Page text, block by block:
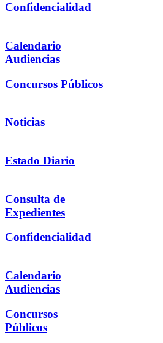
Confidencialidad
Calendario
Audiencias
Concursos Públicos
Noticias
Estado Diario
Consulta de
Expedientes
Confidencialidad
Calendario
Audiencias
Concursos
Públicos